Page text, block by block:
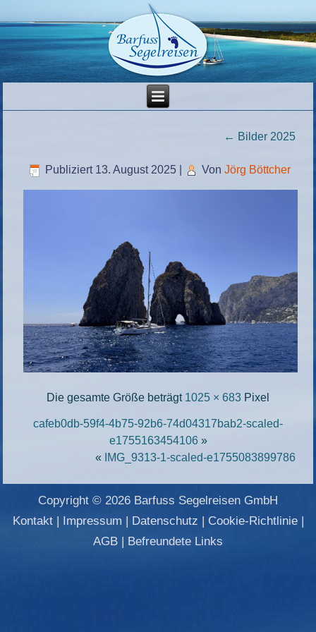
← Bilder 2025
Publiziert 13. August 2025 Von Jörg Böttcher
Die gesamte Größe beträgt 1025 × 683 Pixel
cafeb0db-59f4-4b75-92b6-74d04317bab2-scaled-
e1755163454106»
«
IMG_9313-1-scaled-e1755083899786
Copyright © 2026 Barfuss Segelreisen GmbH
Kontakt| Impressum | Datenschutz | Cookie-Richtlinie|
AGB | Befreundete Links